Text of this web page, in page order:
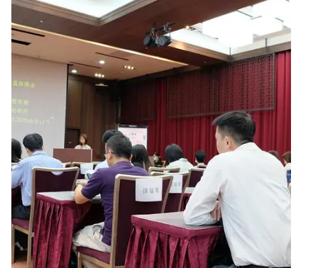
年
就
走，
我
嘛
心
肺？」
蔡
銀
娟
《失
樂
園》
瞄
準